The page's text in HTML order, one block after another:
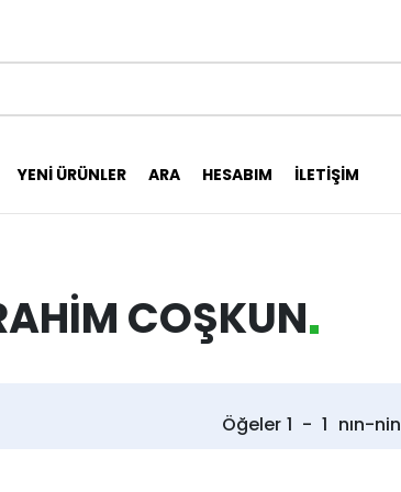
YENI ÜRÜNLER ARA HESABIM İLETIŞIM
COŞKUN
Öğeler 1 - 1 nın-nin